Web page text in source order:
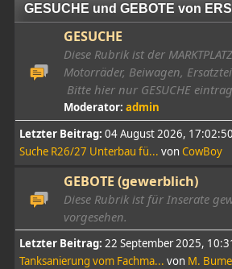
GESUCHE und GEBOTE von
GESUCHE
Diese Rubrik ist der
Motorräder, Beiwagen,
Bitte hier nur GESUCHE
Moderator: admin
Letzter Beitrag: 04 August 2026, 17:02:50
Suche R26/27 Unterbau fü... von CowBoy
GEBOTE (gewerblich)
Diese Rubrik ist für Inserate
vorgesehen.
Letzter Beitrag: 22 September 2025,
Tanksanierung vom Fachma... von M.